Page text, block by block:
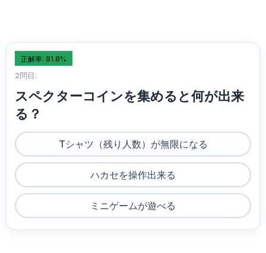
正解率: 81.8%
2問目:
スペクターコインを集めると何が出来
る？
Tシャツ（残り人数）が無限になる
ハカセを操作出来る
ミニゲームが遊べる